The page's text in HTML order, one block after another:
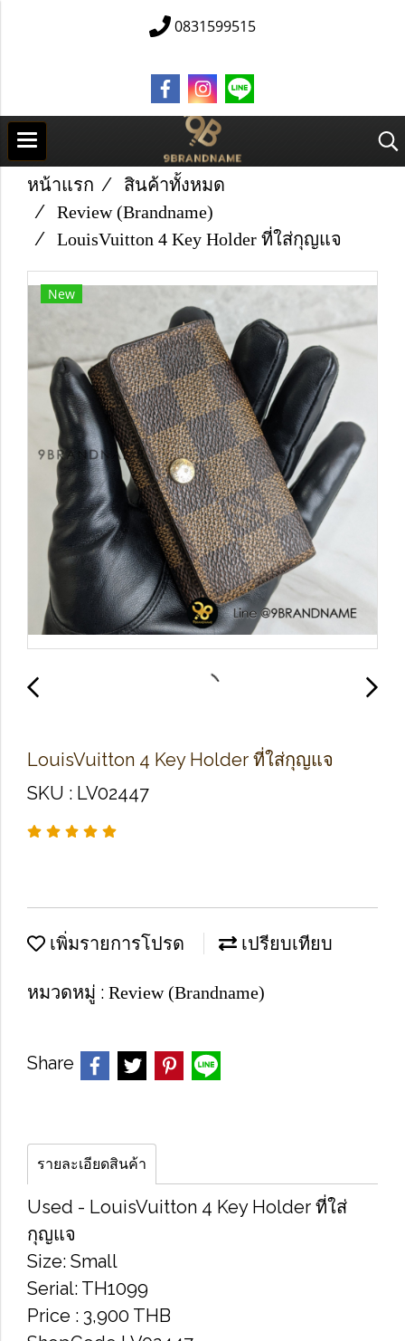
0831599515
หน้าแรก
สินค้าทั้งหมด
Review (Brandname)
Louis​Vuitton​ 4 Key Holder ที่ใส่กุญแจ
New
Louis​Vuitton​ 4 Key Holder ที่ใส่กุญแจ
SKU : LV02447
เพิ่มรายการโปรด เปรียบเทียบ
หมวดหมู่ : Review (Brandname)
Share
รายละเอียดสินค้า
Used -​ Louis​Vuitton​ 4 Key Holder ที่ใส่
กุญแจ
Size​: Small
Serial​: TH1099
Price​ : 3,900​ THB